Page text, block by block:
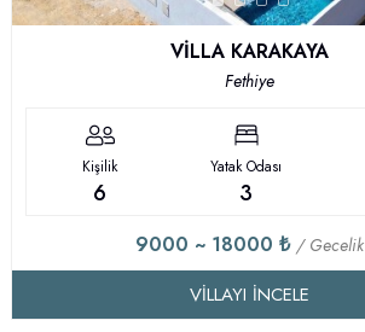
VİLLA KARAKAYA
Fethiye
Kişilik
6
Yatak Odası
3
9000 ~ 18000 ₺ / Gecelik
VILLAYI İNCELE